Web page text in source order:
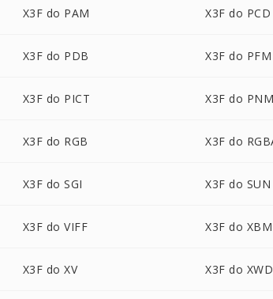
X3F do PAM X3F do PCD
X3F do PDB X3F do PFM
X3F do PICT X3F do
X3F do RGB X3F do
X3F do SGI X3F do SUN
X3F do VIFF X3F do XBM
X3F do XV X3F do XWD